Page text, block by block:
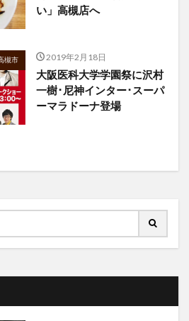
い」高槻店へ
槻市 2019年2月18日
大阪医科大学学園祭に沢村
一樹･尼神インター･スーパ
ーマラドーナ登場